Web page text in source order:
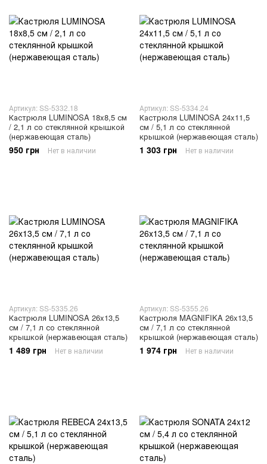
Артикул: SS-5332.18
Кастрюля LUMINOSA 18x8,5 см
/ 2,1 л со стеклянной крышкой
(нержавеющая сталь)
950 грн Нет в наличии
Артикул: SS-5334.24
Кастрюля LUMINOSA 24x11,5
см / 5,1 л со стеклянной
крышкой (нержавеющая сталь)
1 303 грн Нет в наличии
Артикул: SS-5335.26
Кастрюля LUMINOSA 26x13,5
см / 7,1 л со стеклянной
крышкой (нержавеющая сталь)
1 489 грн Нет в наличии
Артикул: SS-5355.26
Кастрюля MAGNIFIKA 26x13,5
см / 7,1 л со стеклянной
крышкой (нержавеющая сталь)
1 974 грн Нет в наличии